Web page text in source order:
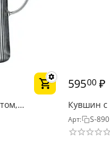
1300 мл
59500 ₽
Кувшин
мл
Арт: S-890